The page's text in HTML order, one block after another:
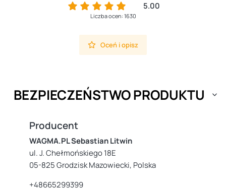
5.00
Liczba ocen: 1630
Oceń i opisz
BEZPIECZEŃSTWO PRODUKTU
Producent
WAGMA.PL Sebastian Litwin
ul. J. Chełmońskiego 18E
05-825 Grodzisk Mazowiecki, Polska
+48665299399